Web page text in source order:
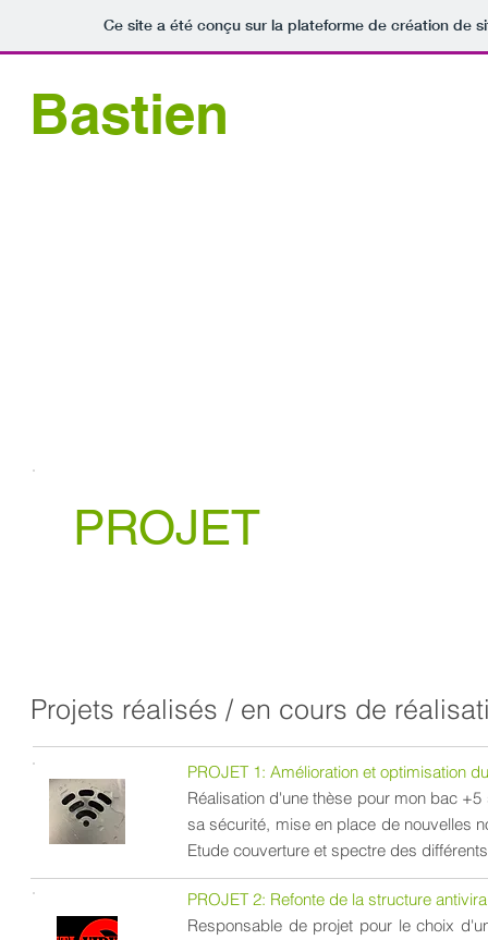
Ce site a été conçu sur la plateforme de création de
Bastien
PROJET
Projets réalisés / en cours de
PROJET 1: Amélioration et optimisation
Réalisation d'une thèse pour mon bac
sa sécurité, mise en place de nouvelles
Etude couverture et spectre des
PROJET 2: Refonte de la structure
Responsable de projet pour le choix